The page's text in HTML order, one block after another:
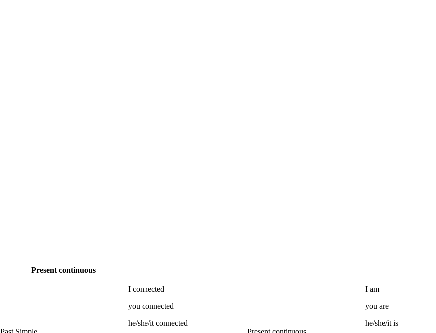
Present continuous
Past Simple
I connected
you connected
he/she/it connected
Present continuous
I am
you are
he/she/it is